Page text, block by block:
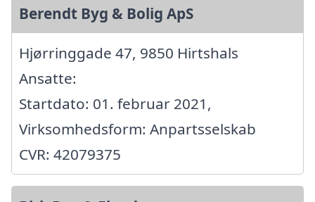
Berendt Byg & Bolig ApS
Hjørringgade 47, 9850 Hirtshals
Ansatte:
Startdato: 01. februar 2021,
Virksomhedsform: Anpartsselskab
CVR: 42079375